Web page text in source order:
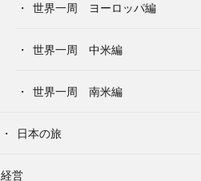
世界一周 ヨーロッパ編
世界一周 中米編
世界一周 南米編
日本の旅
経営